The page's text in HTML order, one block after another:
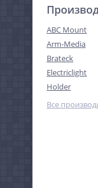
ABC Mount
Arm-Media
Brateck
Electriclight
Holder
Все